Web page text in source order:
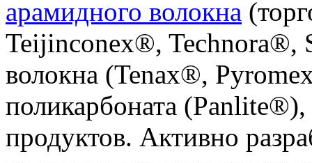
арамидного волокна
Teijinconex®, Technora®,
волокна (Tenax®,
поликарбоната
продуктов. Активно